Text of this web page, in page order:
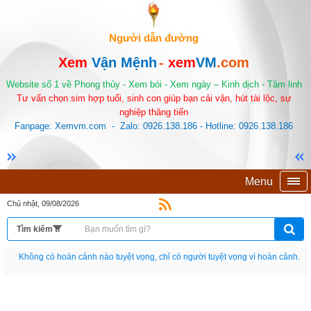
Người dẫn đường
Xem Vận Mệnh- xemVM.com
Website số 1 về Phong thủy - Xem bói - Xem ngày – Kinh dịch - Tâm linh
Tư vấn chọn sim hợp tuổi, sinh con giúp bạn cải vận, hút tài lộc, sự
nghiệp thăng tiến
Fanpage: Xemvm.com - Zalo: 0926.138.186 - Hotline: 0926.138.186
Menu
Chủ nhật, 09/08/2026
Nếu như không chịu học tập thì cho dù đi vạn dặm đường cũng chỉ là anh đưa